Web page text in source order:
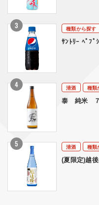
種類から探す
ｻﾝﾄﾘｰ ﾍﾟﾌﾟ
清酒 種類
泰 純米 ７
清酒 種類
(夏限定)越